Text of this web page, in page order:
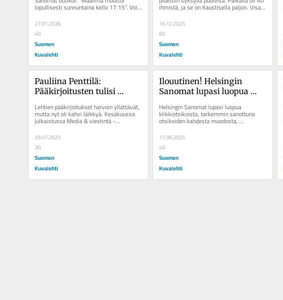
kannanottoja
lopullisesti sunnuntaina kello 17.15”. Voisi
väittää, ettei maailman...
27.01.2026
40
Suomen
Kuvalehti
ihmistä, ja se on Kaustisella paljon. Visan
järjesti...
16.12.2025
60
Suomen
Kuvalehti
Pauliina Penttilä:
Pääkirjoitusten tulisi
vaikuttavat sen juttuihin
Lehtien pääkirjoitukset harvoin yllättävät,
mutta nyt oli kahvi läikkyä. Kesäkuussa
julkaistussa Media & viestintä -
tiedelehden artikkelissa...
29.07.2025
30
Suomen
Kuvalehti
Ilouutinen! Helsingin
Sanomat lupasi luopua
ensimmäistä kertaa
Helsingin Sanomat lupasi luopua
klikkiotsikoista, tarkemmin sanottuna
otsikoiden kahdesta muodosta,
mysteereistä ja yliadjektiiveista.
Ilouutinen,...
17.06.2025
40
Suomen
Kuvalehti